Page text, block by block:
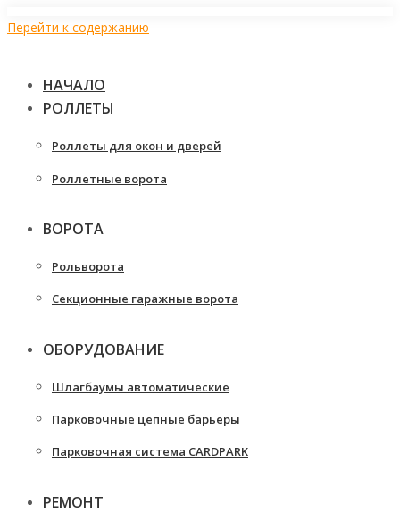
Перейти к содержанию
НАЧАЛО
РОЛЛЕТЫ
Роллеты для окон и дверей
Роллетные ворота
ВОРОТА
Рольворота
Секционные гаражные ворота
ОБОРУДОВАНИЕ
Шлагбаумы автоматические
Парковочные цепные барьеры
Парковочная система CARDPARK
РЕМОНТ